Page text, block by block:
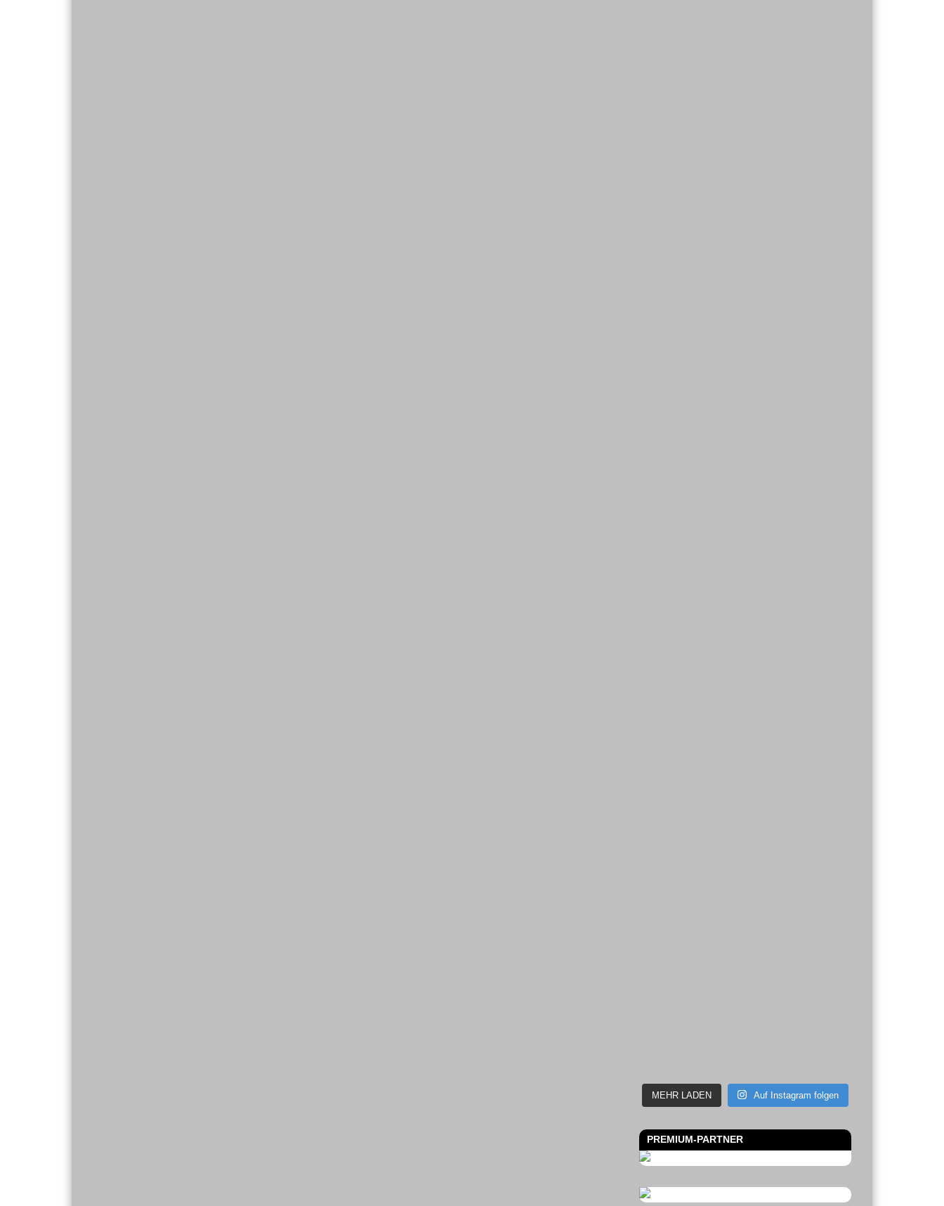
MEHR LADEN Auf Instagram folgen
PREMIUM-PARTNER